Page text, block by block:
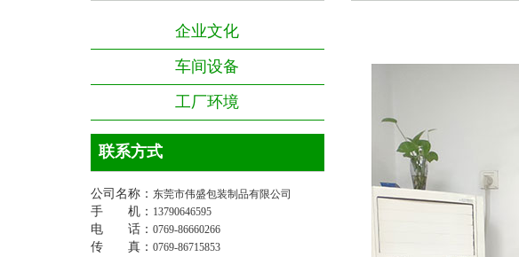
企业文化
车间设备
工厂环境
联系方式
公司名称： 东莞市伟盛包装制品有限公司
手 机： 13790646595
电 话： 0769-86660266
传 真： 0769-86715853